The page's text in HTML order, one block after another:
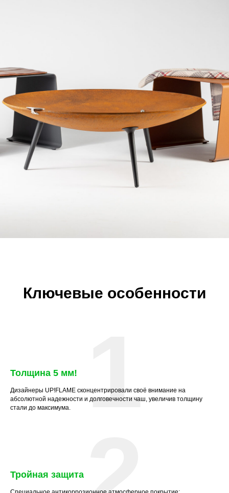
Ключевые особенности
Толщина 5 мм!
Дизайнеры UP!FLAME сконцентрировали своё внимание на
абсолютной надежности и долговечности чаш, увеличив толщину
стали до максимума.
1
Тройная защита